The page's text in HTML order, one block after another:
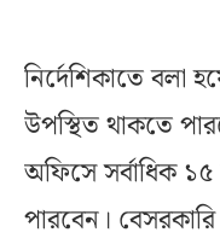
নির্দেশিকাতে বলা
উপস্থিত থাকতে
অফিসে সর্বাধিক
পারবেন।